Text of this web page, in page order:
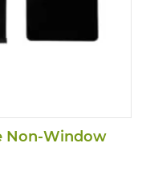
Non-Window